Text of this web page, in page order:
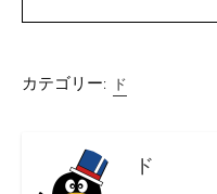
カテゴリー: ド
ド